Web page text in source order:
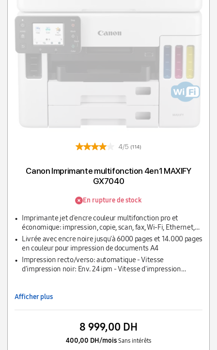
4/5 (114)
Canon Imprimante multifonction 4en1 MAXIFY
GX7040
En rupture de stock
Imprimante jet d'encre couleur multifonction pro et
économique: impression, copie, scan, fax, Wi-Fi, Ethernet,
Cloud
Livrée avec encre noire jusqu'à 6000 pages et 14.000 pages
en couleur pour impression de documents A4
Impression recto/verso: automatique - Vitesse
d'impression noir: Env. 24 ipm - Vitesse d'impression
Afficher plus
8 999,00 DH
400,00 DH/mois Sans intérêts